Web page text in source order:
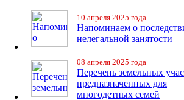
10 апреля 2025 года
Напоминаем о
нелегальной занятости
08 апреля 2025 года
Перечень земельных
предназначенных для
многодетных семей